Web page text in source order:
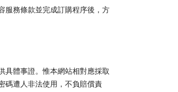
服務條款並完成訂購程序後，方
具體事證。惟本網站相對應採取
碼遭人非法使用，不負賠償責